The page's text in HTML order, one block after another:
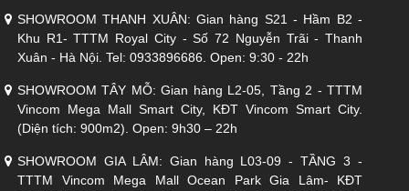
SHOWROOM THANH XUÂN: Gian hàng S21 - Hầm B2 -
Khu R1- TTTM Royal City - Số 72 Nguyễn Trãi - Thanh
Xuân - Hà Nội. Tel: 0933896686. Open: 9:30 - 22h
SHOWROOM TÂY MỖ: Gian hàng L2-05, Tầng 2 - TTTM
Vincom Mega Mall Smart City, KĐT Vincom Smart City.
(Diện tích: 900m2). Open: 9h30 – 22h
SHOWROOM GIA LÂM: Gian hàng L03-09 - TẦNG 3 -
TTTM Vincom Mega Mall Ocean Park Gia Lâm- KĐT